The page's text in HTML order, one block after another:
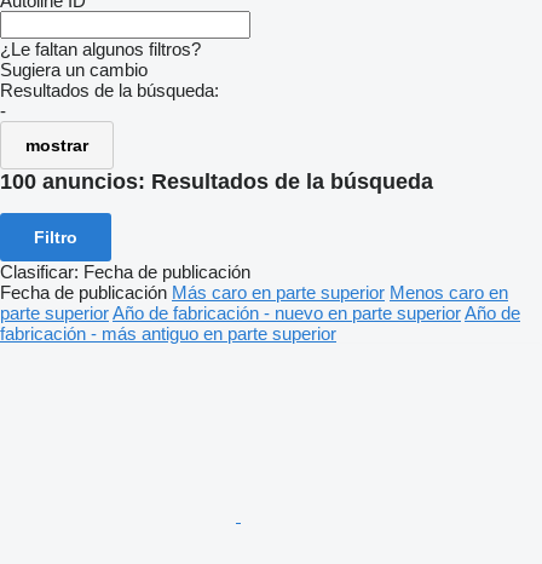
¿Le faltan algunos filtros?
Sugiera un cambio
Resultados de la búsqueda:
-
mostrar
100 anuncios: Resultados de la búsqueda
Filtro
Clasificar: Fecha de publicación
Fecha de publicación Más caro en parte superior Menos caro en
parte superiorAño de fabricación - nuevo en parte superiorAño de
fabricación - más antiguo en parte superior